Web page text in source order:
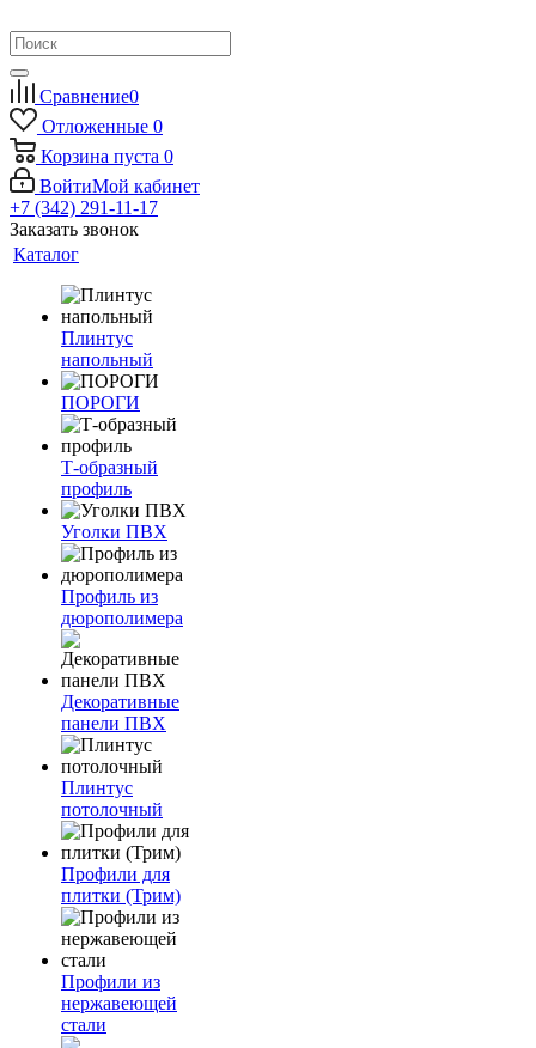
Сравнение0
Отложенные 0
Корзина пуста 0
ВойтиМой кабинет
+7 (342) 291-11-17
Заказать звонок
Каталог
Плинтус
напольный
ПОРОГИ
Т-образный
профиль
Уголки ПВХ
Профиль из
дюрополимера
Декоративные
панели ПВХ
Плинтус
потолочный
Профили для
плитки (Трим)
Профили из
нержавеющей
стали